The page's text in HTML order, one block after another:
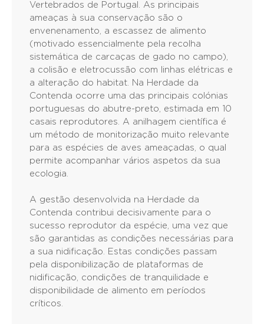
Vertebrados de Portugal. As principais
ameaças à sua conservação são o
envenenamento, a escassez de alimento
(motivado essencialmente pela recolha
sistemática de carcaças de gado no campo),
a colisão e eletrocussão com linhas elétricas e
a alteração do habitat. Na Herdade da
Contenda ocorre uma das principais colónias
portuguesas do abutre-preto, estimada em 10
casais reprodutores. A anilhagem científica é
um método de monitorização muito relevante
para as espécies de aves ameaçadas, o qual
permite acompanhar vários aspetos da sua
ecologia.
A gestão desenvolvida na Herdade da
Contenda contribui decisivamente para o
sucesso reprodutor da espécie, uma vez que
são garantidas as condições necessárias para
a sua nidificação. Estas condições passam
pela disponibilização de plataformas de
nidificação, condições de tranquilidade e
disponibilidade de alimento em períodos
críticos.